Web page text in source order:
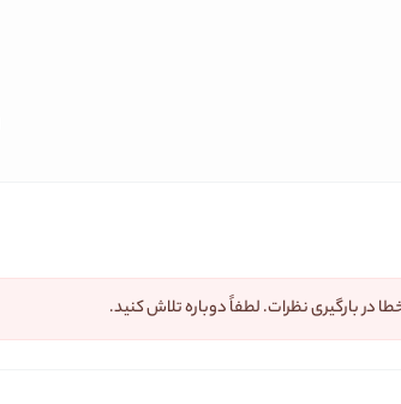
در بارگیری نظرات. لطفاً دوباره تلاش کنید.